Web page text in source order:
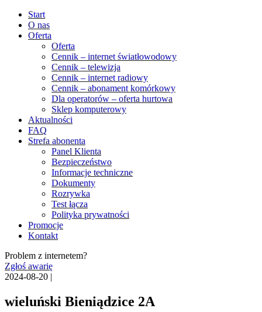
Start
O nas
Oferta
Oferta
Cennik – internet światłowodowy
Cennik – telewizja
Cennik – internet radiowy
Cennik – abonament komórkowy
Dla operatorów – oferta hurtowa
Sklep komputerowy
Aktualności
FAQ
Strefa abonenta
Panel Klienta
Bezpieczeństwo
Informacje techniczne
Dokumenty
Rozrywka
Test łącza
Polityka prywatności
Promocje
Kontakt
Problem z internetem?
Zgłoś awarię
2024-08-20 |
wieluński Bieniądzice 2A